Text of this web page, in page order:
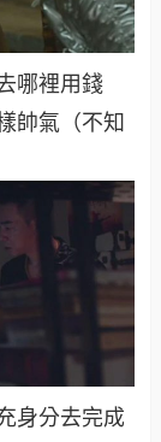
哪裡用錢
帥氣（不知
身分去完成